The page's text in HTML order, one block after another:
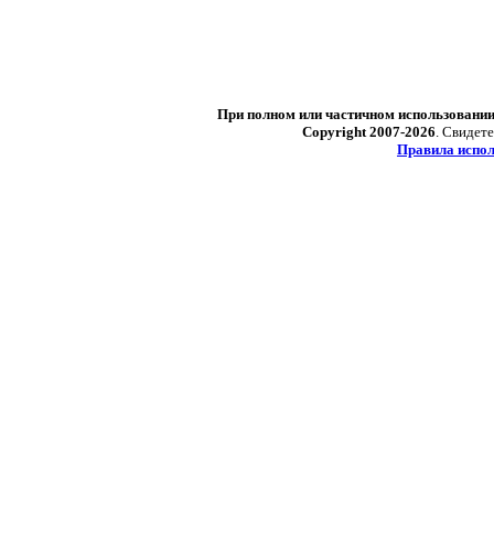
При полном или частичном
Copyright 2007-2026 .
Правила